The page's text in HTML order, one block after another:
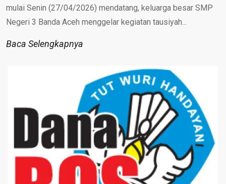
mulai Senin (27/04/2026) mendatang, keluarga besar SMP
Negeri 3 Banda Aceh menggelar kegiatan tausiyah...
Baca Selengkapnya